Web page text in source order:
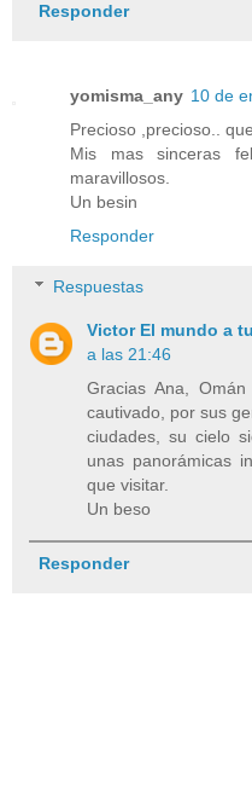
Responder
yomisma_any 10 de
Precioso ,precioso..
Mis mas sinceras
maravillosos.
Un besin
Responder
Respuestas
Victor El mundo a
a las 21:46
Gracias Ana,
cautivado, por sus
ciudades, su cielo
unas panorámicas
que visitar.
Un beso
Responder